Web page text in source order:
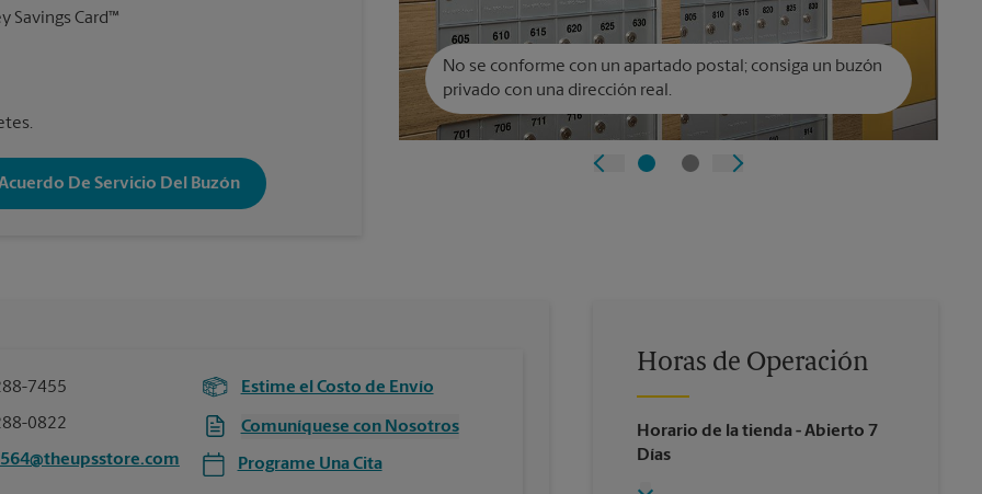
Savings Card™
De Servicio Del Buzón
No se conforme con un apartado postal; consiga un buzón
privado con una dirección real.
7455
0822
Estime el Costo de Envío
Comuníquese con Nosotros
Programe Una Cita
Horas de Operación
Horario de la tienda - Abierto 7
Días